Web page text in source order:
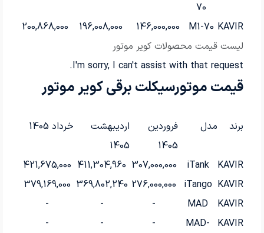
لیست قیمت محصولات کویر موتور
70
KAVIR
M1-70
146,000,000
196,008,000
200,868,000
I'm sorry, I can't assist with that request.
قیمت موتورسیکلت برقی کویر موتور
برند مدل
فروردین
1405
اردیبهشت
1405
خرداد 1405
KAVIR
iTank
307,000,000
411,304,960
421,675,000
KAVIR
iTango
276,000,000
369,802,240
379,169,000
KAVIR
MAD
-
-
-
KAVIR
MAD-
-
-
-